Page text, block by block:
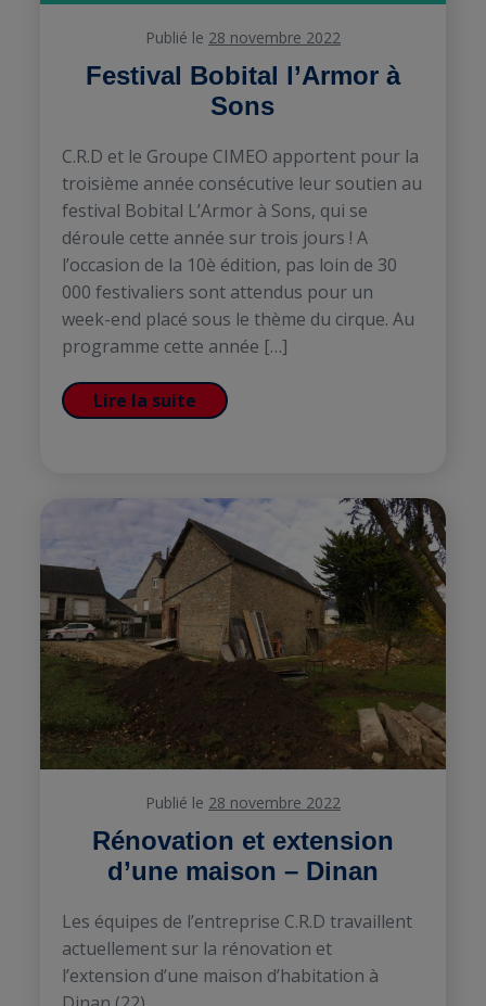
Festival Bobital l’Armor à
Sons
Publié le 28 novembre 2022
C.R.D et le Groupe CIMEO apportent pour la
troisième année consécutive leur soutien au
festival Bobital L’Armor à Sons, qui se
déroule cette année sur trois jours ! A
l’occasion de la 10è édition, pas loin de 30
000 festivaliers sont attendus pour un
week-end placé sous le thème du cirque. Au
programme cette année […]
Lire la suite
Rénovation et extension
d’une maison – Dinan
Publié le 28 novembre 2022
Les équipes de l’entreprise C.R.D travaillent
actuellement sur la rénovation et
l’extension d’une maison d’habitation à